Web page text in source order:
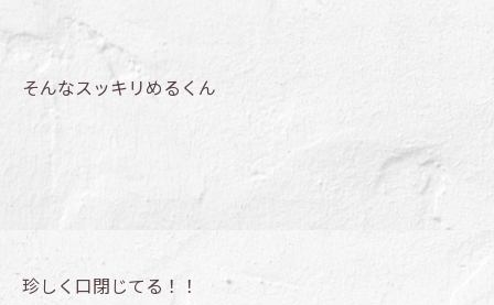
そんなスッキリめるくん
珍しく口閉じてる！！